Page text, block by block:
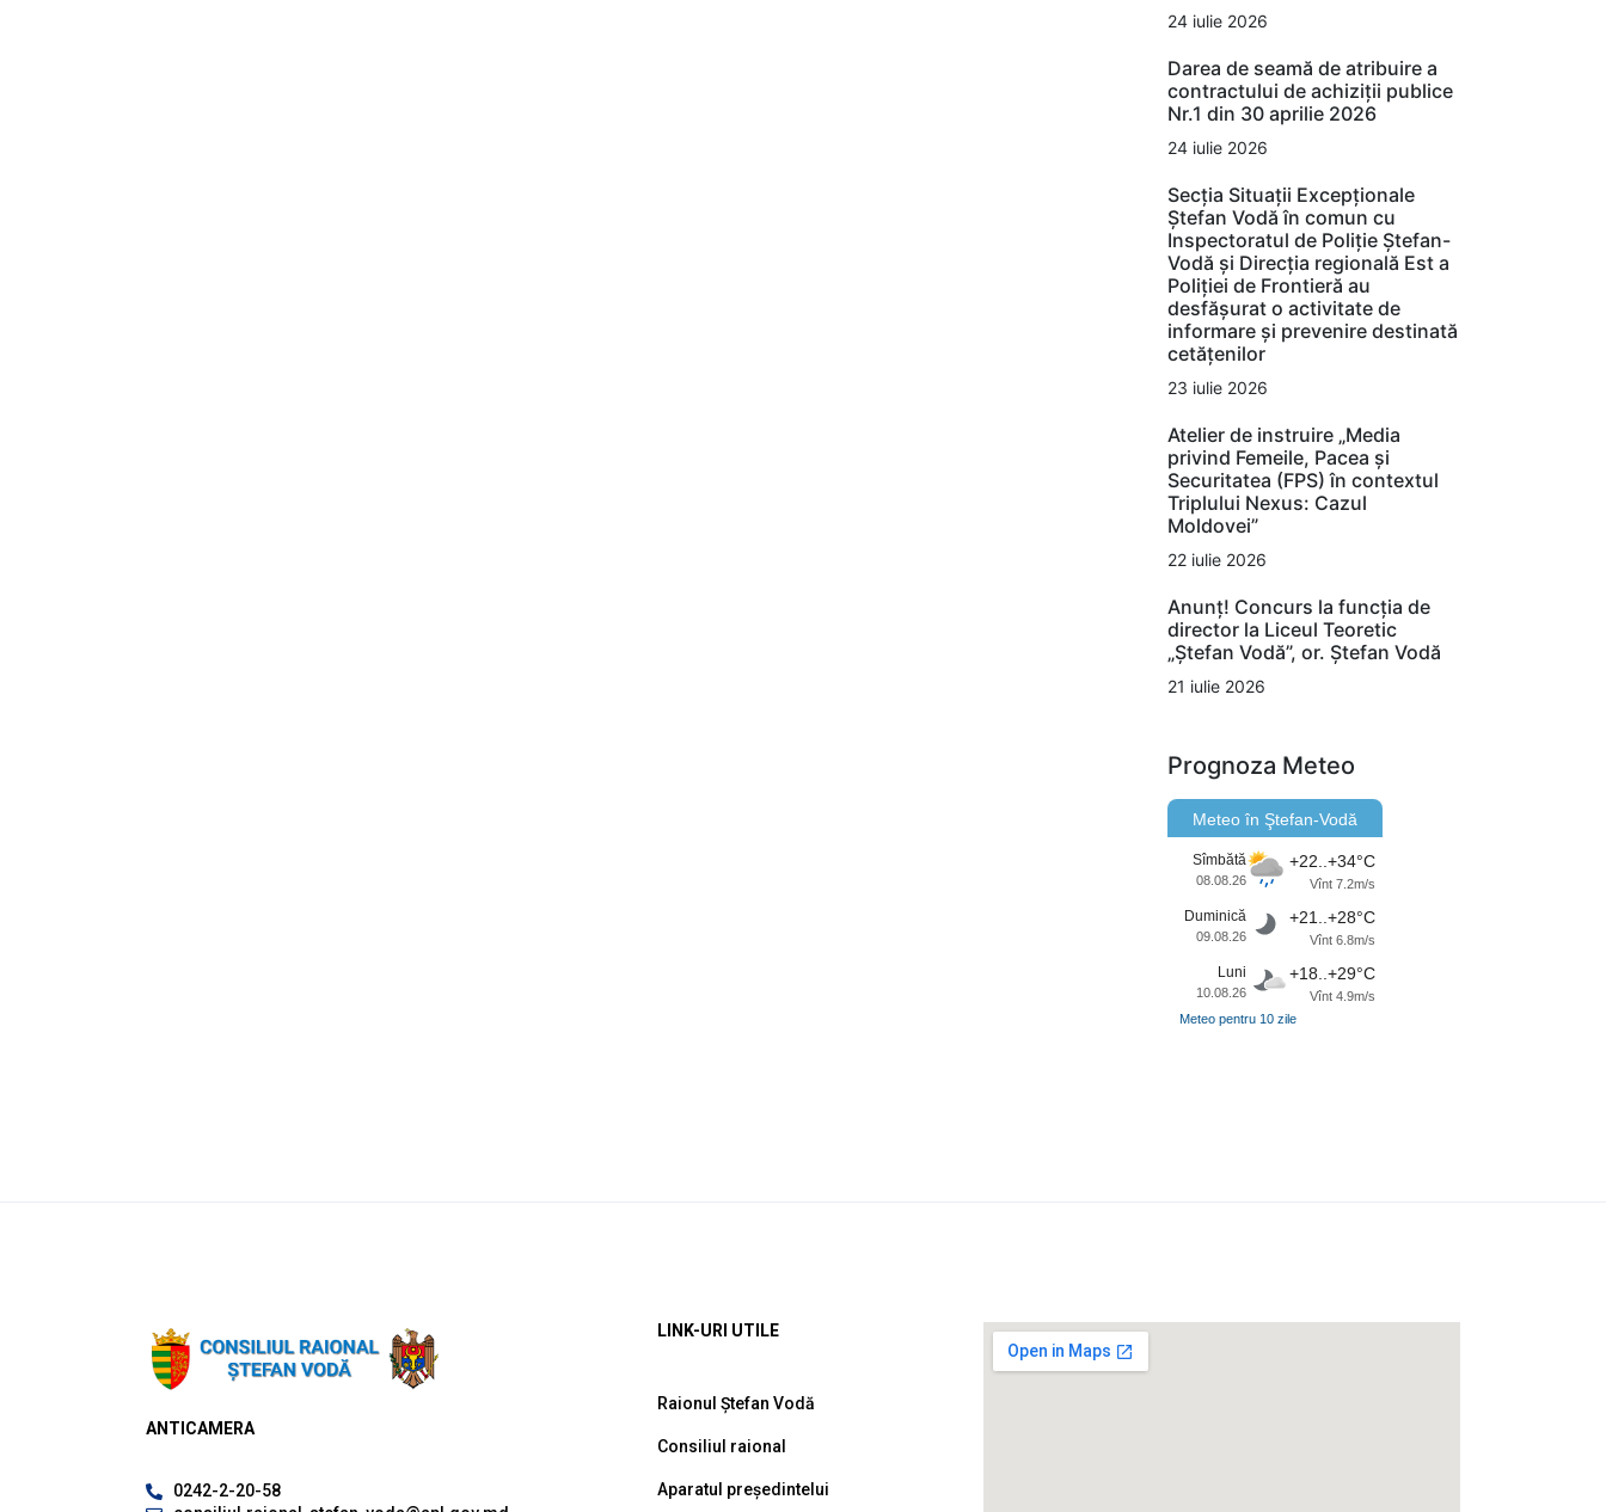
24 iulie 2026
Darea de seamă de atribuire a
contractului de achiziții publice
Nr.1 din 30 aprilie 2026
24 iulie 2026
Secția Situații Excepționale
Ștefan Vodă în comun cu
Inspectoratul de Poliție Ștefan-
Vodă și Direcția regională Est a
Poliției de Frontieră au
desfășurat o activitate de
informare și prevenire destinată
cetățenilor
23 iulie 2026
Atelier de instruire „Media
privind Femeile, Pacea și
Securitatea (FPS) în contextul
Triplului Nexus: Cazul
Moldovei”
22 iulie 2026
Anunț! Concurs la funcția de
director la Liceul Teoretic
„Ștefan Vodă”, or. Ștefan Vodă
21 iulie 2026
Prognoza Meteo
Meteo în Ştefan-Vodă
Sîmbătă
08.08.26
+22..+34°C
Vînt 7.2m/s
Duminică
09.08.26
+21..+28°C
Vînt 6.8m/s
Luni
10.08.26
+18..+29°C
Vînt 4.9m/s
Meteo pentru 10 zile
ANTICAMERA
0242-2-20-58
LINK-URI UTILE
Raionul Ștefan Vodă
Consiliul raional
Aparatul președintelui